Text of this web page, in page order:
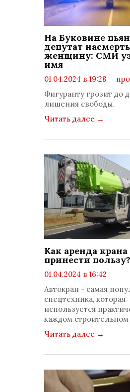
На Буковине
депутат
женщину: СМИ
имя
01.04.2024 в 19:28
Фигуранту грозит до
лишения свободы.
Читать далее →
Как аренда
принести пользу?
01.04.2024 в 16:42
комментариев: 0
Автокран - самая
спецтехника, которая
используется
каждом строительном
Читать далее →